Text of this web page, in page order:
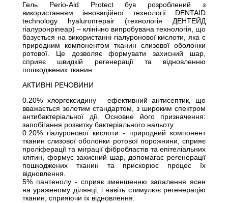
Гель Perio-Aid Protect був розроблений з
використанням інноваційної технології DENTAID
technology hyaluronrepair (технологія ДЕНТЕЙД
гіалуронріпеар) – клінічно випробувана технологія, що
базується на використанні гіалуронової кислоти, яка є
природним компонентом тканин слизової оболонки
ротової. Це дозволяє формувати захисний шар,
сприяє швидкій регенерації та відновленню
пошкоджених тканин.
АКТИВНІ РЕЧОВИНИ
0.20% хлоргексидину - ефективний антисептик, що
вважається золотим стандартом, з широким спектром
антибактеріальної дії. Основне його призначення:
запобігання розвитку бактеріального нальоту.
0.20% гіалуронової кислоти - природний компонент
тканин слизової оболонки ротової порожнини, сприяє
проліферації та міграції фібробластів та епітеліальних
клітин, формує захисний шар, допомагає регенерації
пошкоджених тканин та прискорює процес їх
відновлення.
5% пантенолу - сприяє зменшенню запалення ясен
на ураженому ділянці, і навіть стимулює регенерацію
тканин, сприяючи їх відновлення.